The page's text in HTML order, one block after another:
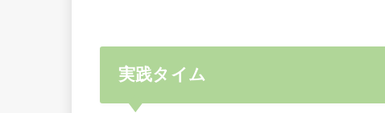
実践タイム